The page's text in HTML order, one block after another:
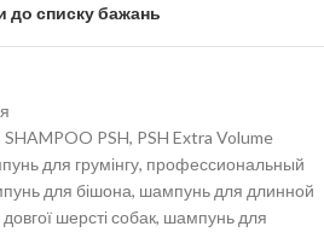
до списку бажань
PSH, PSH Extra Volume
для грумінгу, профессиональный
для бішона, шампунь для длинной
шерсті собак, шампунь для